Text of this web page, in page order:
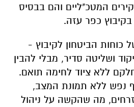
המטכ"ליים והם בבסיס
כפר עזה.
כוחות הביטחון לקיבוץ -
ושליטה סדיר, מבלי להבין
ללא ציוד לחימה תואם.
נפש ללא תמונת המצב,
מה שהקשה על ניהול